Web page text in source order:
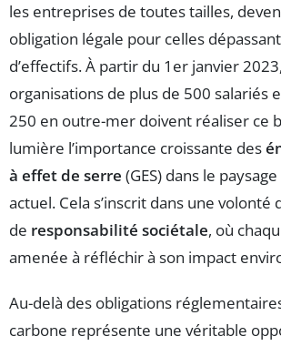
les entreprises de toutes tailles,
obligation légale pour celles
d’effectifs. À partir du 1er janvier
organisations de plus de 500 salariés
250 en outre-mer doivent réaliser ce
lumière l’importance croissante des
à effet de serre (GES) dans le
actuel. Cela s’inscrit dans une volonté
de responsabilité sociétale, où
amenée à réfléchir à son impact
Au-delà des obligations
carbone représente une véritable